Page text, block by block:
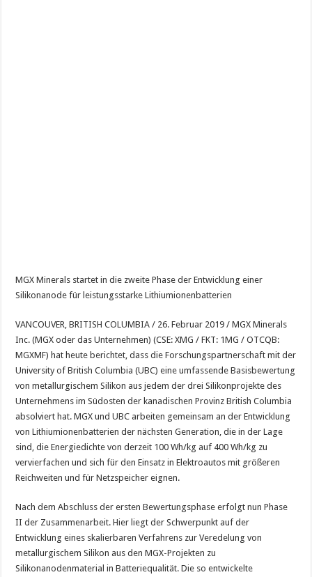
MGX Minerals startet in die zweite Phase der Entwicklung einer
Silikonanode für leistungsstarke Lithiumionenbatterien
VANCOUVER, BRITISH COLUMBIA / 26. Februar 2019 / MGX Minerals
Inc. (MGX oder das Unternehmen) (CSE: XMG / FKT: 1MG / OTCQB:
MGXMF) hat heute berichtet, dass die Forschungspartnerschaft mit der
University of British Columbia (UBC) eine umfassende Basisbewertung
von metallurgischem Silikon aus jedem der drei Silikonprojekte des
Unternehmens im Südosten der kanadischen Provinz British Columbia
absolviert hat. MGX und UBC arbeiten gemeinsam an der Entwicklung
von Lithiumionenbatterien der nächsten Generation, die in der Lage
sind, die Energiedichte von derzeit 100 Wh/kg auf 400 Wh/kg zu
vervierfachen und sich für den Einsatz in Elektroautos mit größeren
Reichweiten und für Netzspeicher eignen.
Nach dem Abschluss der ersten Bewertungsphase erfolgt nun Phase
II der Zusammenarbeit. Hier liegt der Schwerpunkt auf der
Entwicklung eines skalierbaren Verfahrens zur Veredelung von
metallurgischem Silikon aus den MGX-Projekten zu
Silikonanodenmaterial in Batteriequalität. Die so entwickelte